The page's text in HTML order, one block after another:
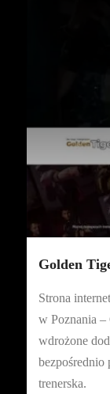
Golden
Strona
w Poznania –
wdrożone
bezpośrednio
trenerska.